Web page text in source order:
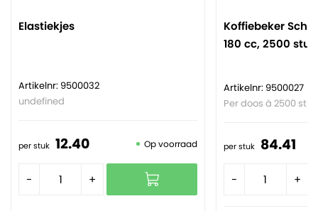
Elastiekjes
Artikelnr: 9500032
undefined
per stuk 12.40 Op voorraad
- +
Koffiebeker
180 cc, 2500
Artikelnr: 9500027
Per doos à 2500
per stuk 84.41
- +